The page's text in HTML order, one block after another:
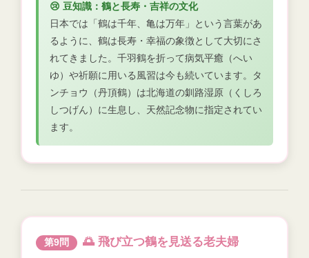
😢 豆知識：鶴と長寿・吉祥の文化
日本では「鶴は千年、亀は万年」という言葉があ
るように、鶴は長寿・幸福の象徴として大切にさ
れてきました。千羽鶴を折って病気平癒（へい
ゆ）や祈願に用いる風習は今も続いています。タ
ンチョウ（丹頂鶴）は北海道の釧路湿原（くしろ
しつげん）に生息し、天然記念物に指定されてい
ます。
第9問 🌅 飛び立つ鶴を見送る老夫婦